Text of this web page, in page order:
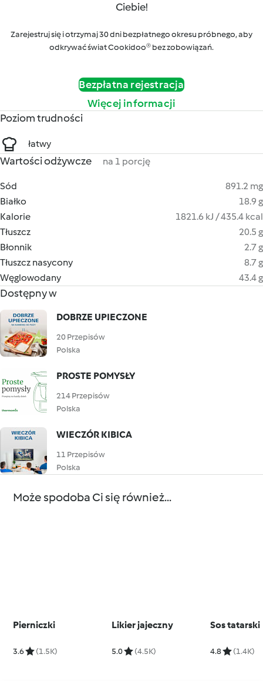
Ciebie!
Zarejestruj się i otrzymaj 30 dni bezpłatnego okresu próbnego, aby
odkrywać świat Cookidoo® bez zobowiązań.
Bezpłatna rejestracja
Więcej informacji
Poziom trudności
łatwy
Wartości odżywcze na 1 porcję
Sód
891.2 mg
Białko
18.9 g
Kalorie
1821.6 kJ / 435.4 kcal
Tłuszcz
20.5 g
Błonnik
2.7 g
Tłuszcz nasycony
8.7 g
Węglowodany
43.4 g
Dostępny w
DOBRZE UPIECZONE
20 Przepisów
Polska
PROSTE POMYSŁY
214 Przepisów
Polska
WIECZÓR KIBICA
11 Przepisów
Polska
Może spodoba Ci się również...
Pierniczki
3.6 (1.5K)
Likier jajeczny
5.0 (4.5K)
Sos tatarski
4.8 (1.4K)